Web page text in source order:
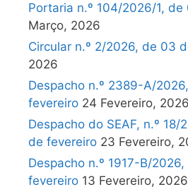
Portaria n.º 104/2026/1,
Março, 2026
Circular n.º 2/2026, de 03
2026
Despacho n.º 2389-A/
fevereiro 24 Fevereiro, 2026
Despacho do SEAF, n.º 18/
de fevereiro 23 Fevereiro,
Despacho n.º 1917-B/
fevereiro 13 Fevereiro, 2026